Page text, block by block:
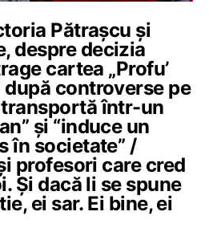
Pătrașcu și
despre decizia
cartea „Profu’
după controverse pe
transportă într-un
și “induce un
în societate” /
profesori care cred
Și dacă li se spune
ei sar. Ei bine, ei